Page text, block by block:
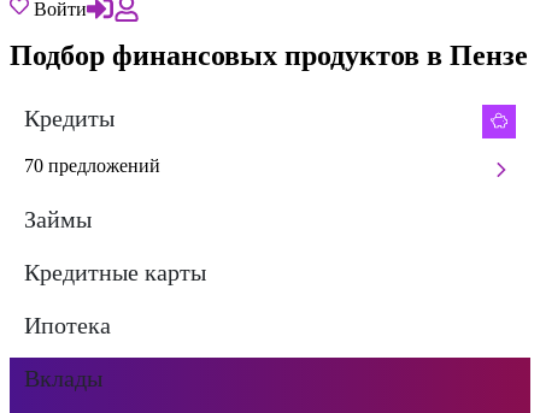
Войти
Подбор финансовых продуктов в Пензе
Кредиты
70 предложений
Займы
Кредитные карты
Ипотека
Вклады